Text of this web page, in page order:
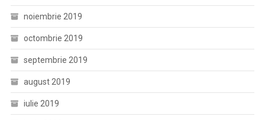
noiembrie 2019
octombrie 2019
septembrie 2019
august 2019
iulie 2019